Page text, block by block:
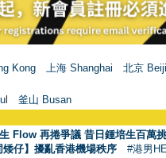
Kong 上海 Shanghai
北京
l 釜山 Busan
Flow 再捲爭議 昔日鍾培生百萬
矮仔】擾亂香港機場秩序 #港男